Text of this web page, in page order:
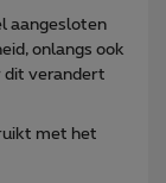
aangesloten
onlangs ook
dit verandert
met het